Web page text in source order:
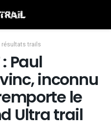
résultats trails
Paul
inconnu
le
Ultra trail